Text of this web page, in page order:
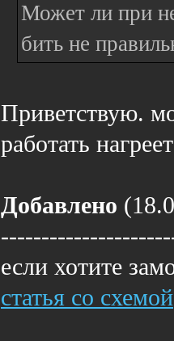
Может ли при
бить не
Приветствую.
работать
Добавлено
если хотите
статья со схемой